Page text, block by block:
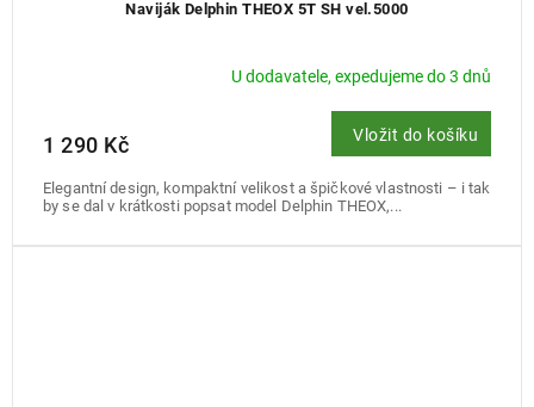
Naviják Delphin THEOX 5T SH vel.5000
U dodavatele, expedujeme do 3 dnů
1 290 Kč Vložit do košíku
Elegantní design, kompaktní velikost a špičkové vlastnosti – i tak
by se dal v krátkosti popsat model Delphin THEOX,...